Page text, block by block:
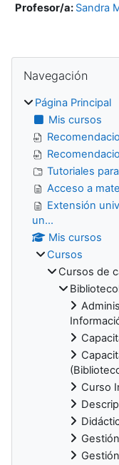
Profesor/a: Sandra
Bloques
Navegación
Página Principal
Mis cursos
Tutoriales
Acceso a
Extensión
un...
Mis cursos
Cursos
Cursos de
Curso